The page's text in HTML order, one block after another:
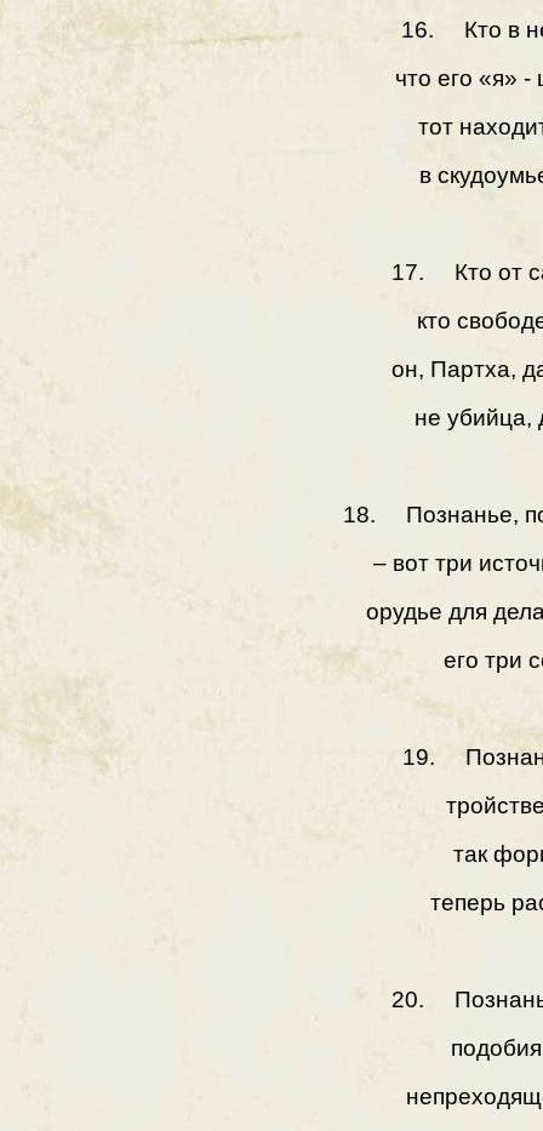
16. Кто в
что его «я»
тот
в
17. Кто от
кто
он, Партха,
не убийца,
18. Познанье,
– вот три
орудье для
его три
19.
так
теперь
20.